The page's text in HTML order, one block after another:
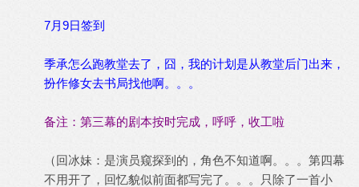
7月9日签到
季承怎么跑教堂去了，囧，我的计划是从教堂后门出来，
扮作修女去书局找他啊。。。
备注：第三幕的剧本按时完成，呼呼，收工啦
（回冰妹：是演员窥探到的，角色不知道啊。。。第四幕
不用开了，回忆貌似前面都写完了。。。只除了一首小